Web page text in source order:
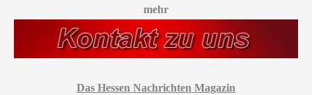
mehr
Das Hessen Nachrichten Magazin